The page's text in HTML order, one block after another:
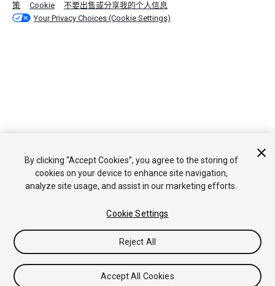
策
Cookie
不要出售或分享我的个人信息
Your Privacy Choices (Cookie Settings)
By clicking “Accept Cookies”, you agree to the storing of
cookies on your device to enhance site navigation,
analyze site usage, and assist in our marketing efforts.
Cookie Settings
Reject All
Accept All Cookies